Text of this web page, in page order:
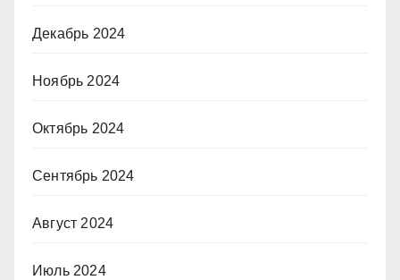
Декабрь 2024
Ноябрь 2024
Октябрь 2024
Сентябрь 2024
Август 2024
Июль 2024